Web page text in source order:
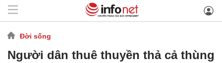
Đời sống
Người dân thuê thuyền thả cả thùng